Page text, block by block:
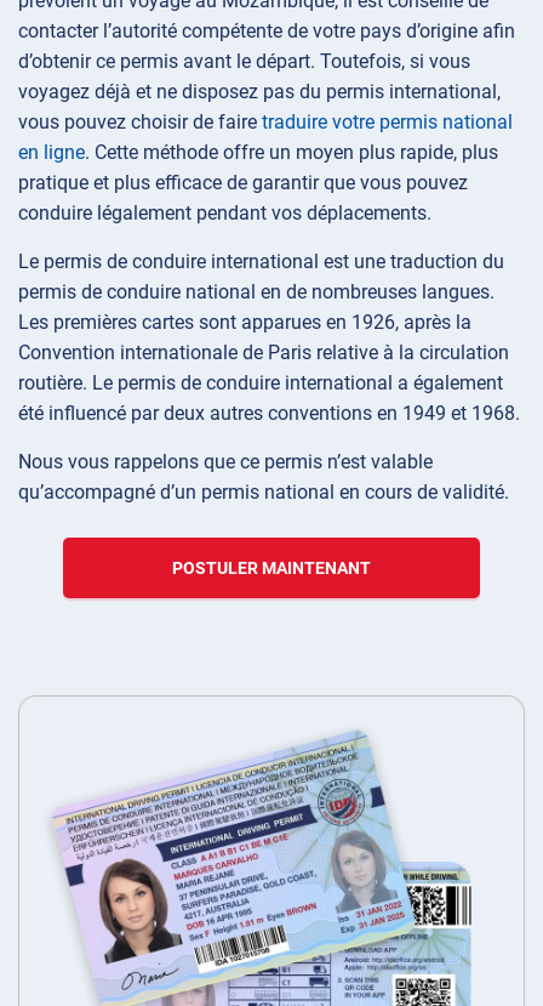
contacter l’autorité compétente de votre pays d’origine afin
d’obtenir ce permis avant le départ. Toutefois, si vous
voyagez déjà et ne disposez pas du permis international,
vous pouvez choisir de faire traduire votre permis national
en ligne. Cette méthode offre un moyen plus rapide, plus
pratique et plus efficace de garantir que vous pouvez
conduire légalement pendant vos déplacements.
Le permis de conduire international est une traduction du
permis de conduire national en de nombreuses langues.
Les premières cartes sont apparues en 1926, après la
Convention internationale de Paris relative à la circulation
routière. Le permis de conduire international a également
été influencé par deux autres conventions en 1949 et 1968.
Nous vous rappelons que ce permis n’est valable
qu’accompagné d’un permis national en cours de validité.
POSTULER MAINTENANT